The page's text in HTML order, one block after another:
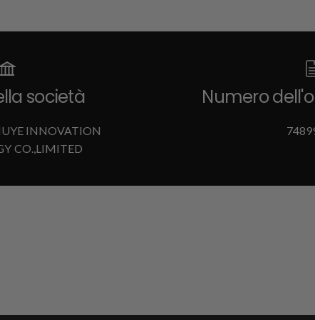
società
INNOVATION
CO.,LIMITED
Numero